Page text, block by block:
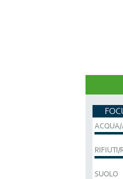
RIFIUTI/
SUOLO